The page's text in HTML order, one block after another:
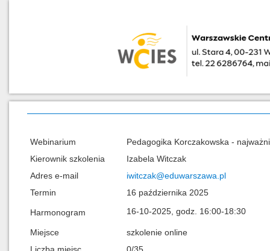
Webinarium
Pedagogika Korczakowska -
Kierownik szkolenia
Izabela Witczak
Adres e-mail
iwitczak@eduwarszawa.pl
Termin
16 października 2025
Harmonogram 16-10-2025, godz. 16:00-18:30
Miejsce
szkolenie online